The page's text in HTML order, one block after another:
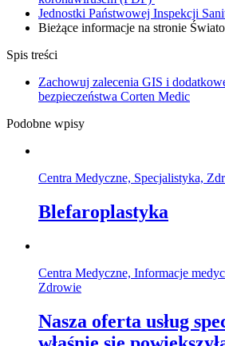
Jednostki Państwowej Inspekcji
Bieżące informacje na stronie
Spis treści
Zachowuj zalecenia GIS i
bezpieczeństwa Corten Medic
Podobne wpisy
Centra Medyczne, Specjalistyka,
Blefaroplastyka
Centra Medyczne, Informacje
Zdrowie
Nasza oferta usług